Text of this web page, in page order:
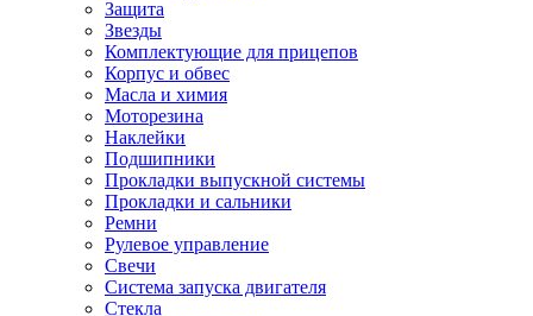
Защита
Звезды
Комплектующие для прицепов
Корпус и обвес
Масла и химия
Моторезина
Наклейки
Подшипники
Прокладки выпускной системы
Прокладки и сальники
Ремни
Рулевое управление
Свечи
Система запуска двигателя
Стекла